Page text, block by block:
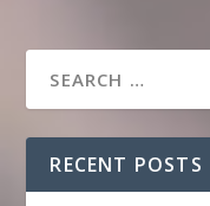
RECENT POSTS